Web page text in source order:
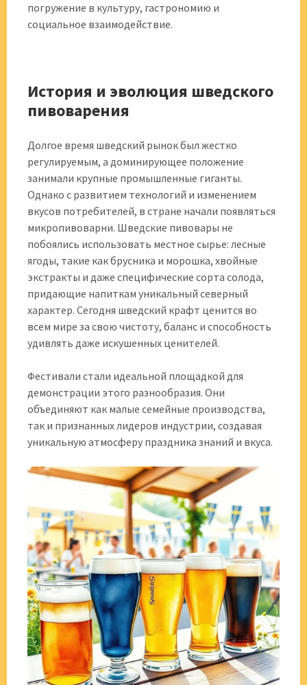
погружение в культуру, гастрономию и
социальное взаимодействие.
История и эволюция шведского
пивоварения
Долгое время шведский рынок был жестко
регулируемым, а доминирующее положение
занимали крупные промышленные гиганты.
Однако с развитием технологий и изменением
вкусов потребителей, в стране начали появляться
микропивоварни. Шведские пивовары не
побоялись использовать местное сырье: лесные
ягоды, такие как брусника и морошка, хвойные
экстракты и даже специфические сорта солода,
придающие напиткам уникальный северный
характер. Сегодня шведский крафт ценится во
всем мире за свою чистоту, баланс и способность
удивлять даже искушенных ценителей.
Фестивали стали идеальной площадкой для
демонстрации этого разнообразия. Они
объединяют как малые семейные производства,
так и признанных лидеров индустрии, создавая
уникальную атмосферу праздника знаний и вкуса.